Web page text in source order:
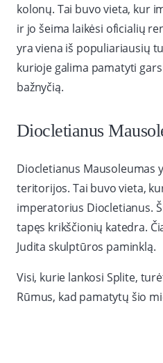
kolonų. Tai buvo vieta, kur
ir jo šeima laikėsi oficialių
yra viena iš populiariausių
kurioje galima pamatyti
bažnyčią.
Diocletianus
Diocletianus Mausoleumas
teritorijos. Tai buvo vieta,
imperatorius Diocletianus.
tapęs krikščionių katedra.
Judita skulptūros paminklą.
Visi, kurie lankosi Splite,
Rūmus, kad pamatytų šio